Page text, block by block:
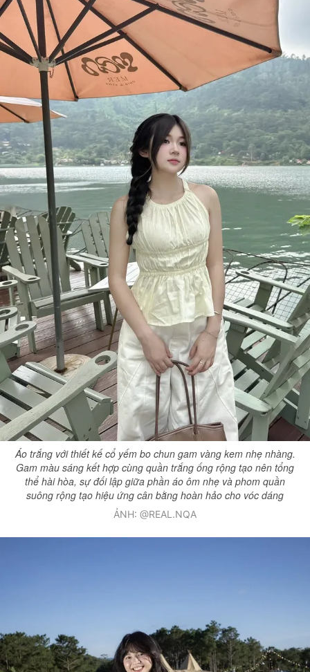
Áo trắng với thiết kế cổ yếm bo chun gam vàng kem nhẹ nhàng.
Gam màu sáng kết hợp cùng quần trắng ống rộng tạo nên tổng
thể hài hòa, sự đối lập giữa phần áo ôm nhẹ và phom quần
suông rộng tạo hiệu ứng cân bằng hoàn hảo cho vóc dáng
ẢNH: @REAL.NQA